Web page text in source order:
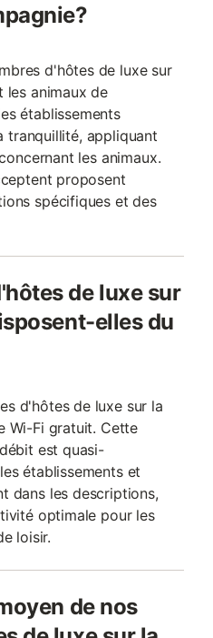
d'hôtes de luxe sur
les animaux de
établissements
tranquillité, appliquant
les animaux.
proposent
spécifiques et des
de luxe sur
elles du
d'hôtes de luxe sur la
Wi-Fi gratuit. Cette
est quasi-
établissements et
dans les descriptions,
optimale pour les
loisir.
de nos